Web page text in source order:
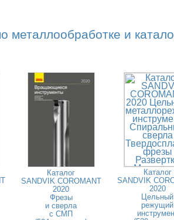
металлообработке и
Каталог
SANDVIK COROMANT
2020
Фрезы
и сверла
с СМП
Каталог
SANDVIK
2020
Цельный
режущий